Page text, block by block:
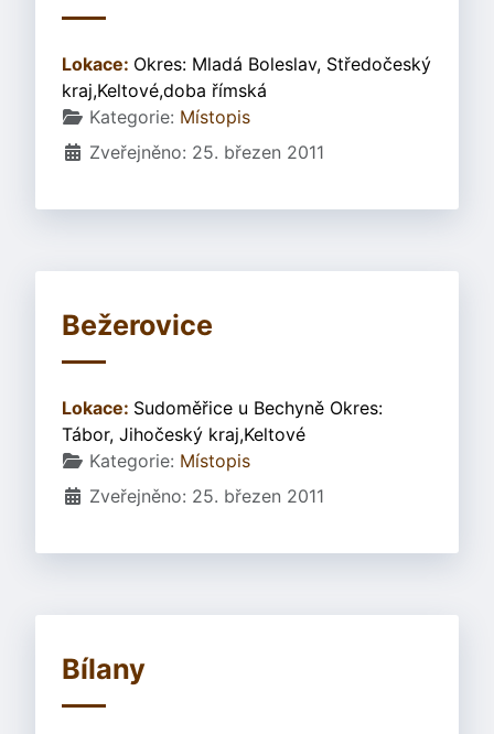
Lokace: Okres: Mladá Boleslav, Středočeský
kraj,Keltové,doba římská
Základní údaje
Kategorie: Místopis
Zveřejněno: 25. březen 2011
Bežerovice
Lokace: Sudoměřice u Bechyně Okres:
Tábor, Jihočeský kraj,Keltové
Základní údaje
Kategorie: Místopis
Zveřejněno: 25. březen 2011
Bílany